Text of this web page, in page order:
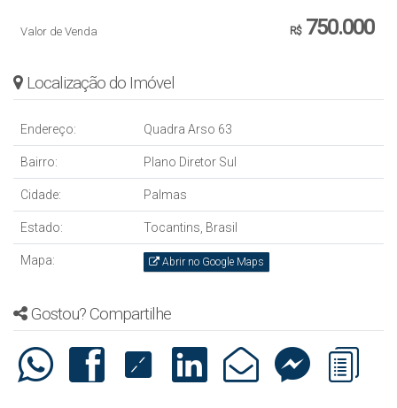
R$750.000
Valor de Venda
Localização do Imóvel
Endereço: Quadra Arso 63
Bairro: Plano Diretor Sul
Cidade: Palmas
Estado: Tocantins, Brasil
Mapa: Abrir no Google Maps
Gostou? Compartilhe